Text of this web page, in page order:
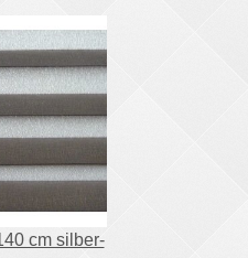
cm silber-